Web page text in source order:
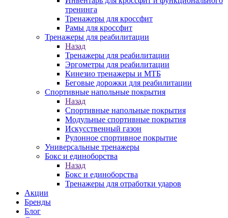
тренинга
Тренажеры для кроссфит
Рамы для кроссфит
Тренажеры для реабилитации
Назад
Тренажеры для реабилитации
Эргометры для реабилитации
Кинезио тренажеры и МТБ
Беговые дорожки для реабилитации
Спортивные напольные покрытия
Назад
Спортивные напольные покрытия
Модульные спортивные покрытия
Искусственный газон
Рулонное спортивное покрытие
Универсальные тренажеры
Бокс и единоборства
Назад
Бокс и единоборства
Тренажеры для отработки ударов
Акции
Бренды
Блог